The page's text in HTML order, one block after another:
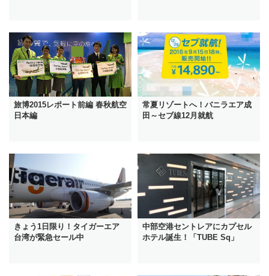
旅博2015レポート前編 春秋航空
日本編
常夏リゾートへ！バニラエア成
田～セブ線12月就航
きょう1日限り！タイガーエア
台湾が緊急セール中
中部空港セントレアにカプセル
ホテル誕生！「TUBE Sq」